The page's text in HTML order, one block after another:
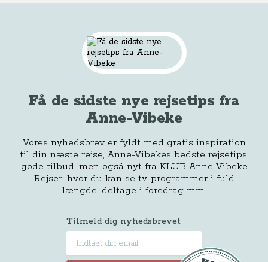
Få de sidste nye rejsetips fra
Anne-Vibeke
Vores nyhedsbrev er fyldt med gratis inspiration
til din næste rejse, Anne-Vibekes bedste rejsetips,
gode tilbud, men også nyt fra KLUB Anne Vibeke
Rejser, hvor du kan se tv-programmer i fuld
længde, deltage i foredrag mm.
Tilmeld dig nyhedsbrevet